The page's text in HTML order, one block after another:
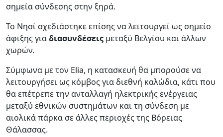
σημεία σύνδεσης στην ξηρά.
Το Νησί σχεδιάστηκε επίσης να λειτουργεί ως σημείο
άφιξης γιαδιασυνδέσεις μεταξύ Βελγίου και άλλων
χωρών.
Σύμφωνα με τον Elia, η κατασκευή θα μπορούσε να
λειτουργήσει ως κόμβος για διεθνή καλώδια, κάτι που
θα επέτρεπε την ανταλλαγή ηλεκτρικής ενέργειας
μεταξύ εθνικών συστημάτων και τη σύνδεση με
αιολικά πάρκα σε άλλες περιοχές της Βόρειας
Θάλασσας.